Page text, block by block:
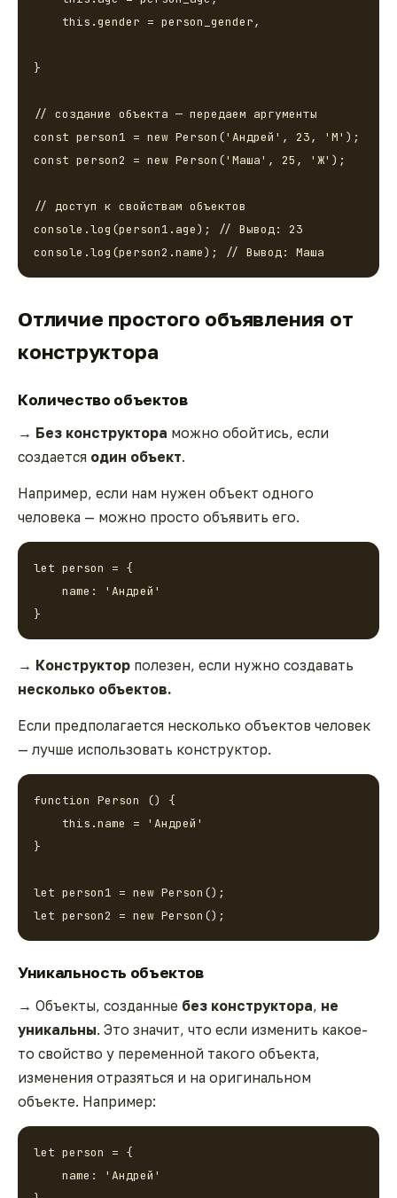
    this.gender = person_gender,
}
// создание объекта — передаем аргументы
const person1 = new Person('Андрей', 23, 'М');
const person2 = new Person('Маша', 25, 'Ж');
// доступ к свойствам объектов
console.log(person1.age); // Вывод: 23
Отличие простого объявления от
конструктора
Количество объектов
→ Без конструктора можно обойтись, если
создается один объект.
Например, если нам нужен объект одного
человека — можно просто объявить его.
let person = {
    name: 'Андрей'
}
→ Конструктор полезен, если нужно создавать
несколько объектов.
Если предполагается несколько объектов человек
— лучше использовать конструктор.
function Person () {
    this.name = 'Андрей'
}
let person1 = new Person();
let person2 = new Person();
Уникальность объектов
→ Объекты, созданные без конструктора, не
уникальны. Это значит, что если изменить какое-
то свойство у переменной такого объекта,
изменения отразяться и на оригинальном
объекте. Например:
let person = {
    name: 'Андрей'